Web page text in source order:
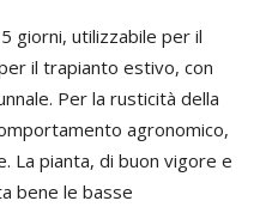
giorni, utilizzabile per il
il trapianto estivo, con
Per la rusticità della
agronomico,
La pianta, di buon vigore e
bene le basse